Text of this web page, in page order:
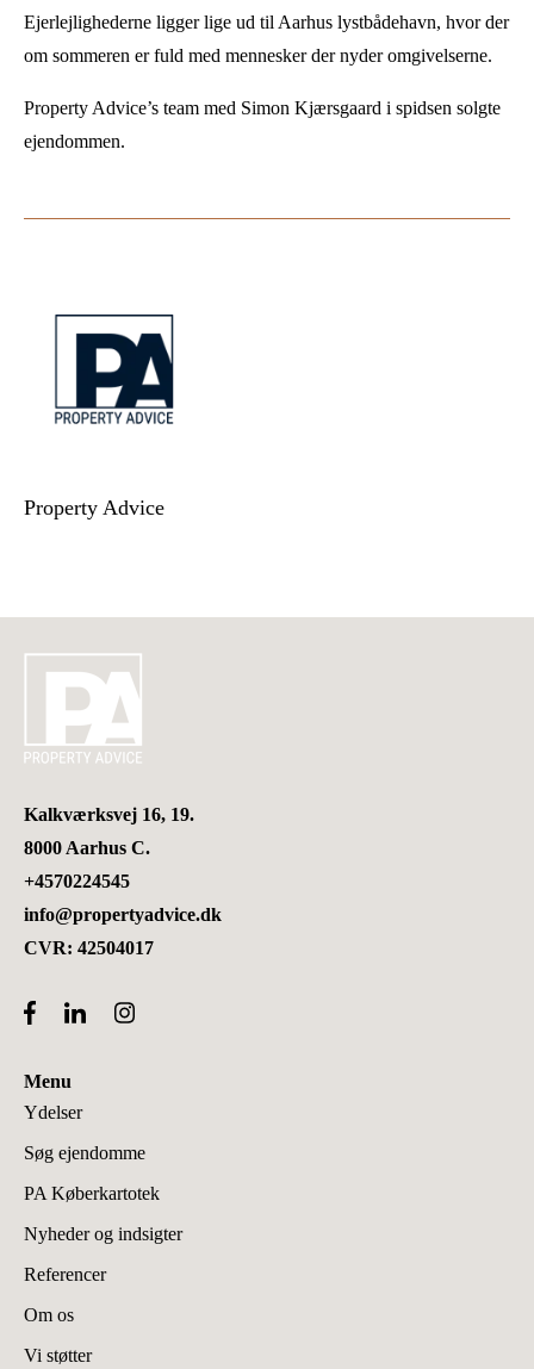
Ejerlejlighederne ligger lige ud til Aarhus lystbådehavn, hvor der
om sommeren er fuld med mennesker der nyder omgivelserne.
Property Advice’s team med Simon Kjærsgaard i spidsen solgte
ejendommen.
Property Advice
Kalkværksvej 16, 19.
8000 Aarhus C.
+4570224545
info@propertyadvice.dk
CVR: 42504017
Menu
Ydelser
Søg ejendomme
PA Køberkartotek
Nyheder og indsigter
Referencer
Om os
Vi støtter